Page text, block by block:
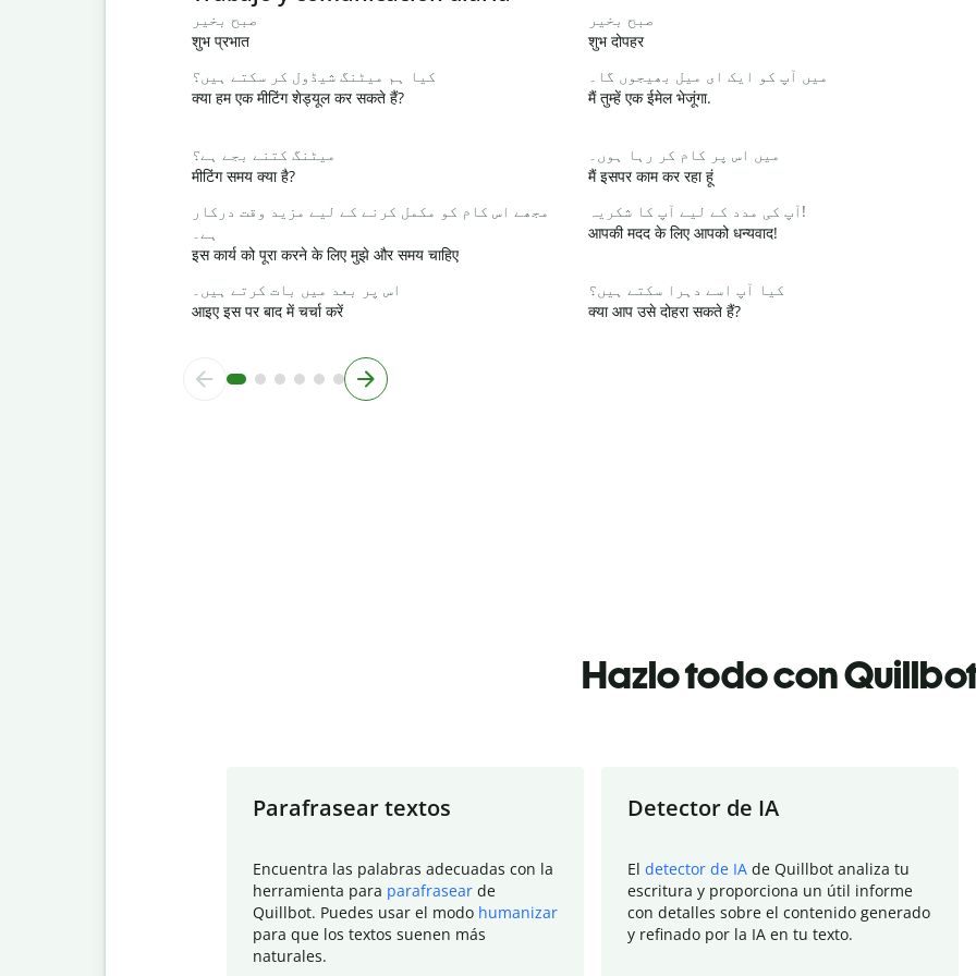
صبح بخیر
शुभ प्रभात
صبح بخیر
शुभ दोपहर
کیا ہم میٹنگ شیڈول کر سکتے ہیں؟
क्या हम एक मीटिंग शेड्यूल कर सकते हैं?
میں آپ کو ایک ای میل بھیجوں گا۔
मैं तुम्हें एक ईमेल भेजूंगा.
میٹنگ کتنے بجے ہے؟
मीटिंग समय क्या है?
میں اس پر کام کر رہا ہوں۔
मैं इसपर काम कर रहा हूं
مجھے اس کام کو مکمل کرنے کے لیے مزید وقت درکار
ہے۔
इस कार्य को पूरा करने के लिए मुझे और समय चाहिए
آپ کی مدد کے لیے آپ کا شکریہ!
आपकी मदद के लिए आपको धन्यवाद!
اس پر بعد میں بات کرتے ہیں۔
आइए इस पर बाद में चर्चा करें
کیا آپ اسے دہرا سکتے ہیں؟
क्या आप उसे दोहरा सकते हैं?
Hazlo todo con
Parafrasear textos
Encuentra las palabras adecuadas con la
herramienta para parafrasear de
Quillbot. Puedes usar el modo humanizar
para que los textos suenen más
naturales.
Detector de IA
El detector de IA de Quillbot analiza tu
escritura y proporciona un útil informe
con detalles sobre el contenido generado
y refinado por la IA en tu texto.